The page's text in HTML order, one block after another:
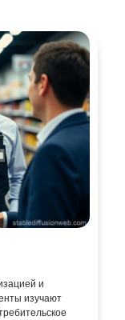
и
изучают